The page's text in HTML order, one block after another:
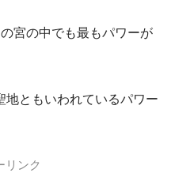
宮の中でも最もパワーが
地ともいわれているパワー
リンク